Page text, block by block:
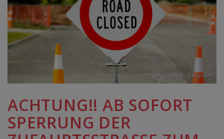
Foto: Sandy Millar, Unsplash
ACHTUNG!! AB SOFORT
SPERRUNG DER